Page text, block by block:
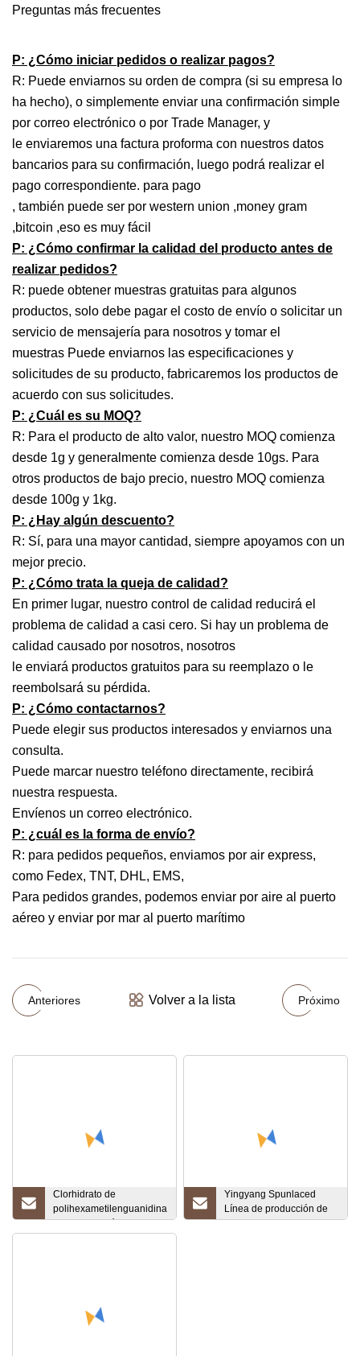
Preguntas más frecuentes
P: ¿Cómo iniciar pedidos o realizar pagos?
R: Puede enviarnos su orden de compra (si su empresa lo
ha hecho), o simplemente enviar una confirmación simple
por correo electrónico o por Trade Manager, y
le enviaremos una factura proforma con nuestros datos
bancarios para su confirmación, luego podrá realizar el
pago correspondiente. para pago
, también puede ser por western union ,money gram
,bitcoin ,eso es muy fácil
P: ¿Cómo confirmar la calidad del producto antes de
realizar pedidos?
R: puede obtener muestras gratuitas para algunos
productos, solo debe pagar el costo de envío o solicitar un
servicio de mensajería para nosotros y tomar el
muestras Puede enviarnos las especificaciones y
solicitudes de su producto, fabricaremos los productos de
acuerdo con sus solicitudes.
P: ¿Cuál es su MOQ?
R: Para el producto de alto valor, nuestro MOQ comienza
desde 1g y generalmente comienza desde 10gs. Para
otros productos de bajo precio, nuestro MOQ comienza
desde 100g y 1kg.
P: ¿Hay algún descuento?
R: Sí, para una mayor cantidad, siempre apoyamos con un
mejor precio.
P: ¿Cómo trata la queja de calidad?
En primer lugar, nuestro control de calidad reducirá el
problema de calidad a casi cero. Si hay un problema de
calidad causado por nosotros, nosotros
le enviará productos gratuitos para su reemplazo o le
reembolsará su pérdida.
P: ¿Cómo contactarnos?
Puede elegir sus productos interesados ​​y enviarnos una
consulta.
Puede marcar nuestro teléfono directamente, recibirá
nuestra respuesta.
Envíenos un correo electrónico.
P: ¿cuál es la forma de envío?
R: para pedidos pequeños, enviamos por air express,
como Fedex, TNT, DHL, EMS,
Para pedidos grandes, podemos enviar por aire al puerto
aéreo y enviar por mar al puerto marítimo
Anteriores Volver a la lista Próximo
Clorhidrato de
polihexametilenguanidina
intermedio médico /Phmg
Yingyang Spunlaced
Línea de producción de
telas no tejidas Toallitas